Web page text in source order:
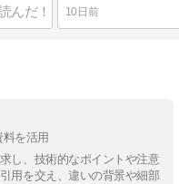
10日前
料を活用
し、技術的なポイントや注意
用を交え、違いの背景や細部